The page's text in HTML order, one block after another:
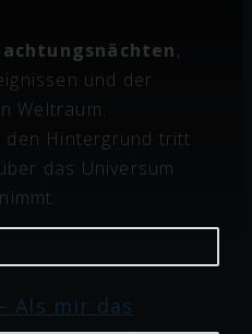
,
und der
Weltraum.
den Hintergrund tritt
das Universum